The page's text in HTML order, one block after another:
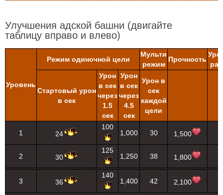
Улучшения адской башни (двигайте
таблицу вправо и влево)
Уровень
Режим одиночной цели
Мульти
режим
Прочность
Стартовый урон
в сек
Урон
в сек
через
1.5
сек
Урон
в сек
через
4.5
сек
Урон в
сек
каждой
цели
1 24
100
1,000 30 1,500
2 30
125
1,250 38 1,800
3 36
140
1,400 42 2,100